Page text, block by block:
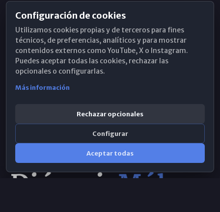
Horarios de Misa
Hemeroteca
WhatsApp
Configuración de cookies
Utilizamos cookies propias y de terceros para fines
técnicos, de preferencias, analíticos y para mostrar
contenidos externos como YouTube, X o Instagram.
Puedes aceptar todas las cookies, rechazar las
opcionales o configurarlas.
Más información
Rechazar opcionales
Configurar
Aceptar todas